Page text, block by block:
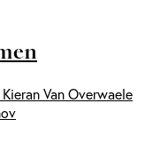
Van Overwaele